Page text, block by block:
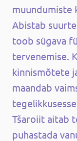
muundumiste
Abistab
toob sügava
tervenemise.
kinnismõtete
maandab
Tšaroiit aitab
puhastada